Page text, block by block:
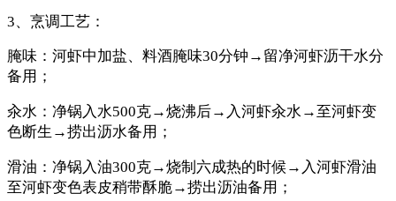
3、烹调工艺：
腌味：河虾中加盐、料酒腌味30分钟→留净河虾沥干水分
备用；
汆水：净锅入水500克→烧沸后→入河虾汆水→至河虾变
色断生→捞出沥水备用；
滑油：净锅入油300克→烧制六成热的时候→入河虾滑油
至河虾变色表皮稍带酥脆→捞出沥油备用；